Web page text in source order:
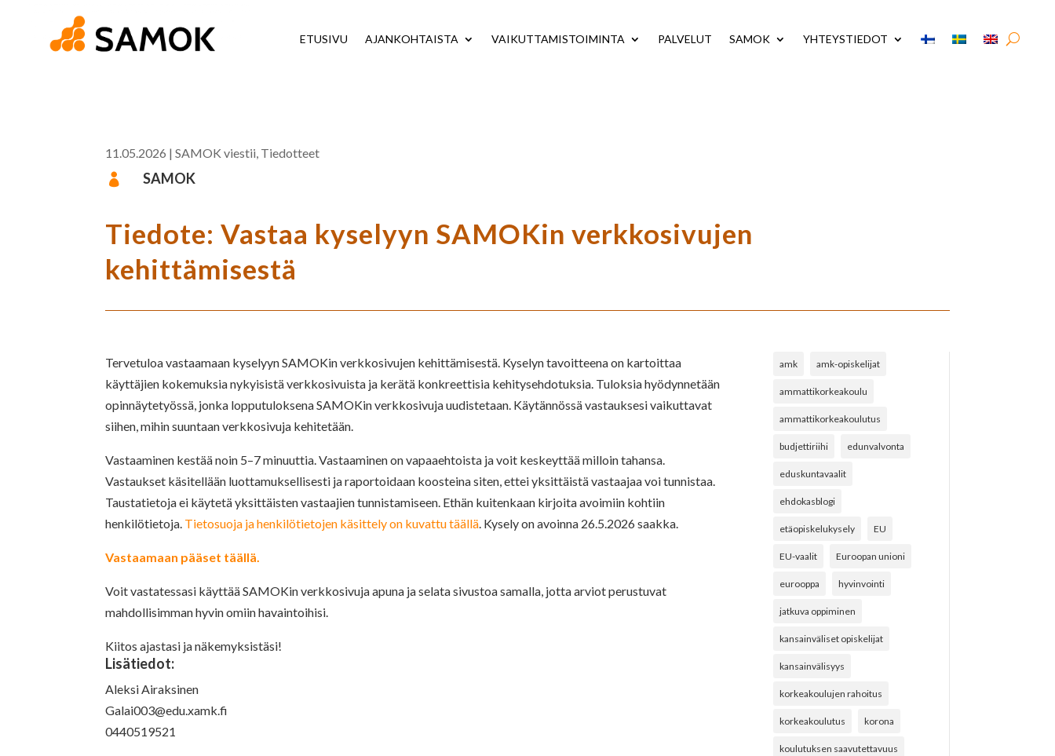
ETUSIVU AJANKOHTAISTA VAIKUTTAMISTOIMINTA PALVELUT SAMOK YHTEYSTIEDOT
11.05.2026 |SAMOK viestii Tiedotteet
 SAMOK
Tiedote: Vastaa kyselyyn SAMOKin verkkosivujen
kehittämisestä
Tervetuloa vastaamaan kyselyyn SAMOKin verkkosivujen kehittämisestä. Kyselyn tavoitteena on kartoittaa
käyttäjien kokemuksia nykyisistä verkkosivuista ja kerätä konkreettisia kehitysehdotuksia. Tuloksia hyödynnetään
opinnäytetyössä, jonka lopputuloksena SAMOKin verkkosivuja uudistetaan. Käytännössä vastauksesi vaikuttavat
siihen, mihin suuntaan verkkosivuja kehitetään.
Vastaaminen kestää noin 5–7 minuuttia. Vastaaminen on vapaaehtoista ja voit keskeyttää milloin tahansa.
Vastaukset käsitellään luottamuksellisesti ja raportoidaan koosteina siten, ettei yksittäistä vastaajaa voi tunnistaa.
Taustatietoja ei käytetä yksittäisten vastaajien tunnistamiseen. Ethän kuitenkaan kirjoita avoimiin kohtiin
henkilötietoja. Tietosuoja ja henkilötietojen käsittely on kuvattu täällä . Kysely on avoinna 26.5.2026 saakka.
Vastaamaan pääset täällä.
Voit vastatessasi käyttää SAMOKin verkkosivuja apuna ja selata sivustoa samalla, jotta arviot perustuvat
mahdollisimman hyvin omiin havaintoihisi.
Kiitos ajastasi ja näkemyksistäsi!
Lisätiedot:
Aleksi Airaksinen
Galai003@edu.xamk.fi
0440519521
amk amk-opiskelijat
ammattikorkeakoulu
ammattikorkeakoulutus
budjettiriihi edunvalvonta
eduskuntavaalit
ehdokasblogi
etäopiskelukysely EU
EU-vaalit Euroopan unioni
eurooppa hyvinvointi
jatkuva oppiminen
kansainväliset opiskelijat
kansainvälisyys
korkeakoulujen rahoitus
korkeakoulutus korona
koulutuksen saavutettavuus